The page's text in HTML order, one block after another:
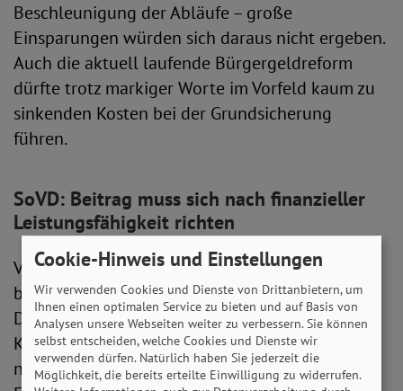
Beschleunigung der Abläufe – große
Einsparungen würden sich daraus nicht ergeben.
Auch die aktuell laufende Bürgergeldreform
dürfte trotz markiger Worte im Vorfeld kaum zu
sinkenden Kosten bei der Grundsicherung
führen.
SoVD: Beitrag muss sich nach finanzieller
Leistungsfähigkeit richten
Verschiedene Vertreter von Union und SPD
brachten zuletzt weitere Vorschläge in die
Debatte ein. Während die einen vor allem über
Kürzungen etwa in der Gesundheitsversorgung
nachdenken, gibt es auch Vorschläge, die
Cookie-Hinweis und Einstellungen
Wir verwenden Cookies und Dienste von Drittanbietern, um
Ihnen einen optimalen Service zu bieten und auf Basis von
Analysen unsere Webseiten weiter zu verbessern. Sie können
selbst entscheiden, welche Cookies und Dienste wir
verwenden dürfen. Natürlich haben Sie jederzeit die
Möglichkeit, die bereits erteilte Einwilligung zu widerrufen.